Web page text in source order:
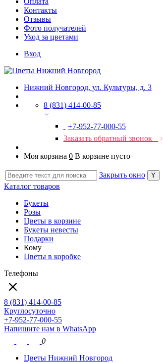
Контакты
Отзывы
Фото получателей
Уход за цветами
Вход
Нижний Новгород, ул. Культуры, д. 3
8 (831) 414-00-85
+7-952-77-000-55
Заказать обратный звонок
Моя корзина 0 В корзине пусто
Закрыть окно
Каталог товаров
Букеты
Розы
Цветы в корзине
Букеты невесты
Подарки
Кому
Цветы в коробке
Телефоны
8 (831) 414-00-85
Круглосуточно
+7-952-77-000-55
Напишите нам в WhatsApp
0
Цветы Нижний Новгород